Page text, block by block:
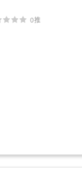
0推